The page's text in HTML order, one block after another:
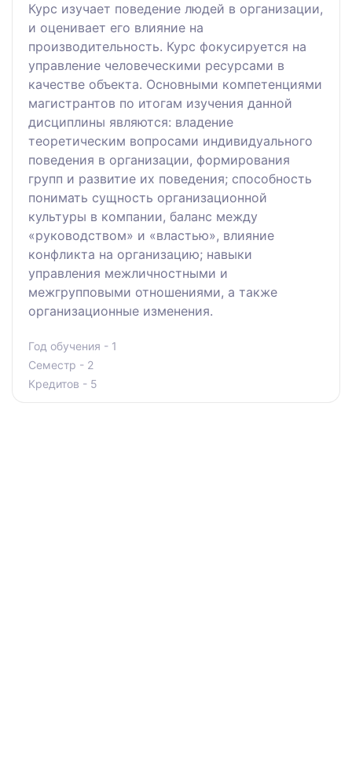
Курс изучает поведение людей в организации,
и оценивает его влияние на
производительность. Курс фокусируется на
управление человеческими ресурсами в
качестве объекта. Основными компетенциями
магистрантов по итогам изучения данной
дисциплины являются: владение
теоретическим вопросами индивидуального
поведения в организации, формирования
групп и развитие их поведения; способность
понимать сущность организационной
культуры в компании, баланс между
«руководством» и «властью», влияние
конфликта на организацию; навыки
управления межличностными и
межгрупповыми отношениями, а также
организационные изменения.
Год обучения - 1
Семестр - 2
Кредитов - 5